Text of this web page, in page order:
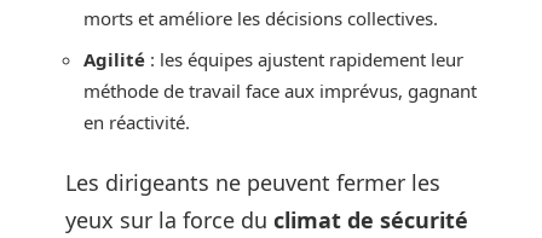
morts et améliore les décisions collectives.
Agilité : les équipes ajustent rapidement leur
méthode de travail face aux imprévus, gagnant
en réactivité.
Les dirigeants ne peuvent fermer les
yeux sur la force du climat de sécurité